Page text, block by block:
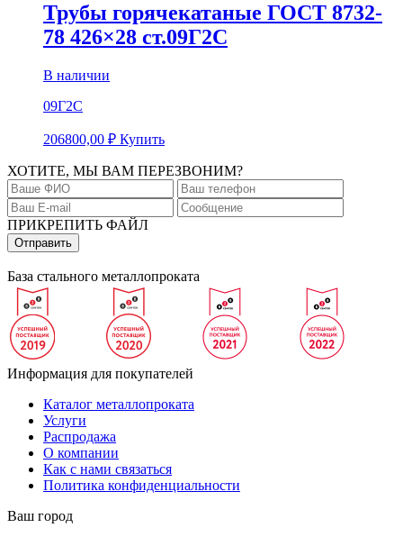
Трубы горячекатаные ГОСТ 8732-
78 426×28 ст.09Г2С
В наличии
09Г2С
206800,00 ₽ Купить
ХОТИТЕ, МЫ ВАМ ПЕРЕЗВОНИМ?
ПРИКРЕПИТЬ ФАЙЛ
База стального металлопроката
Информация для покупателей
Каталог металлопроката
Услуги
Распродажа
О компании
Как с нами связаться
Политика конфиденциальности
Ваш город